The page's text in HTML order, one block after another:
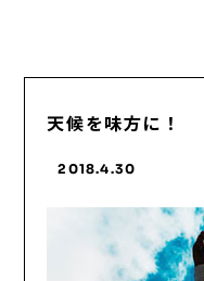
天候を味方に！
2018.4.30